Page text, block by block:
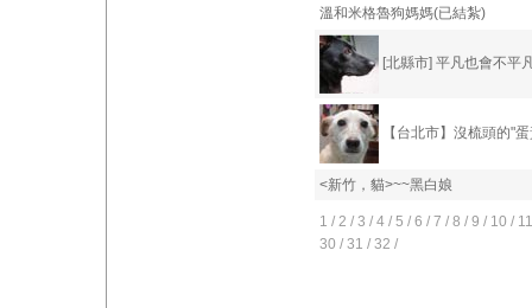
溫和米格魯狗媽媽(已結紮)
[北縣市] 平凡也會不平
【台北市】沒梳頭的"
<新竹，貓>~~黑白娘
1 / 2 / 3 / 4 / 5 / 6 / 7 / 8 / 9 / 10 /
30 / 31 / 32 /